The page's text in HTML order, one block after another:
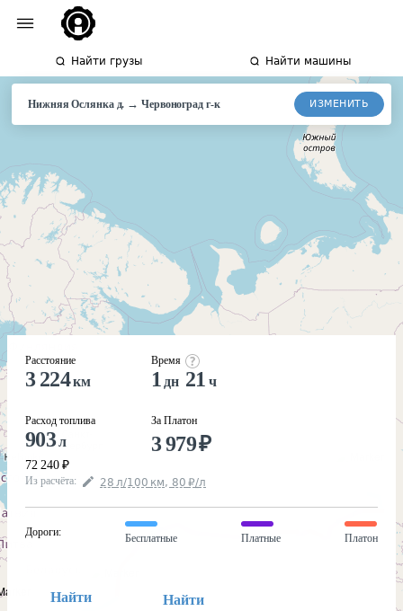
Найти грузы Найти машины
Нижняя Ослянка д. →Червоноград г-к ИЗМЕНИТЬ
Расстояние
3 224км
Расход топлива
903л
72 240 ₽
Время
1 дн 21 ч
За Платон
3 979₽
Из расчёта: 28 л/100 км, 80 ₽/л
Дороги:
Бесплатные Платные Платон
Найти Найти